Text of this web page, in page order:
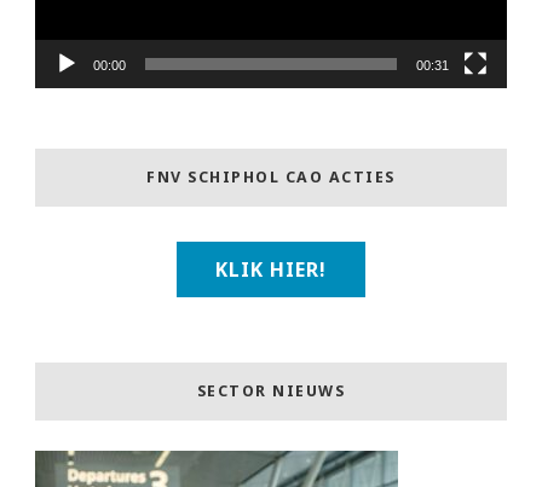
00:00 00:31
FNV SCHIPHOL CAO ACTIES
KLIK HIER!
SECTOR NIEUWS